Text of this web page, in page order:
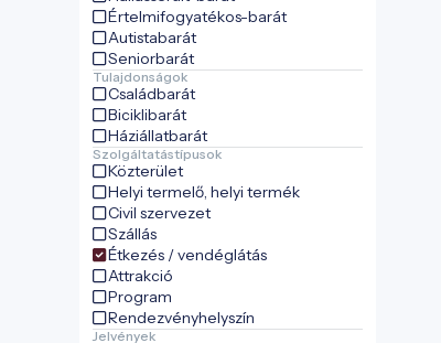
Értelmifogyatékos-barát
Autistabarát
Seniorbarát
Tulajdonságok
Családbarát
Biciklibarát
Háziállatbarát
Szolgáltatástípusok
Közterület
Helyi termelő, helyi termék
Civil szervezet
Szállás
Étkezés / vendéglátás
Attrakció
Program
Rendezvényhelyszín
Jelvények